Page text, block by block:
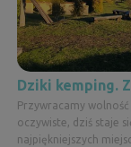
Dziki kemping.
Przywracamy
oczywiste, dziś staje
najpiękniejszych